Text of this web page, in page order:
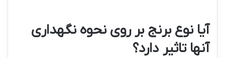
آیا نوع برنج بر روی نحوه نگهداری
آنها تاثیر دارد؟